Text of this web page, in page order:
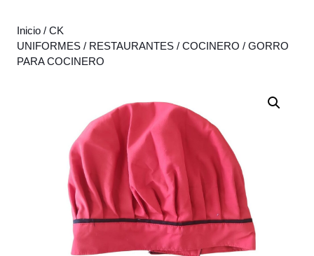
Inicio / CK
UNIFORMES / RESTAURANTES / COCINERO / GORRO
PARA COCINERO